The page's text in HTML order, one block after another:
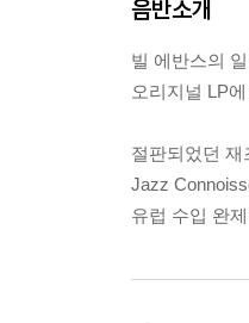
음반소개
빌 에반스의
오리지널 LP
절판되었던
Jazz
유럽 수입 완